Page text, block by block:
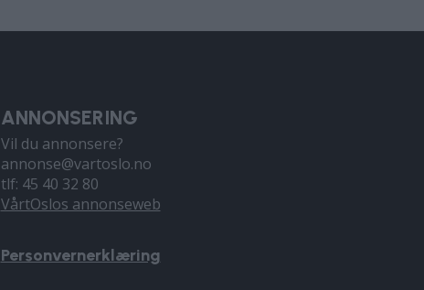
ANNONSERING
Vil du annonsere?
annonse@vartoslo.no
tlf: 45 40 32 80
VårtOslos annonseweb
Personvernerklæring